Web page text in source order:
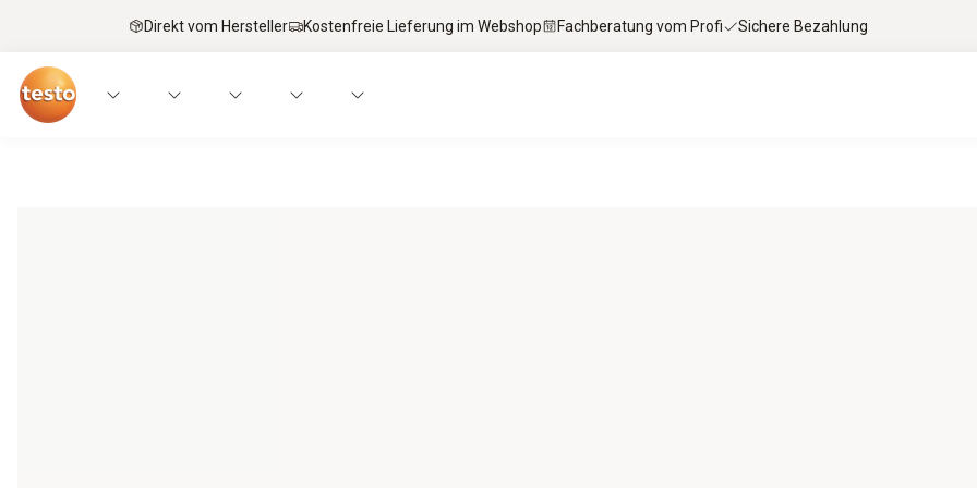
Direkt vom Hersteller Kostenfreie Lieferung im Webshop Fachberatung vom Profi Sichere Bezahlung